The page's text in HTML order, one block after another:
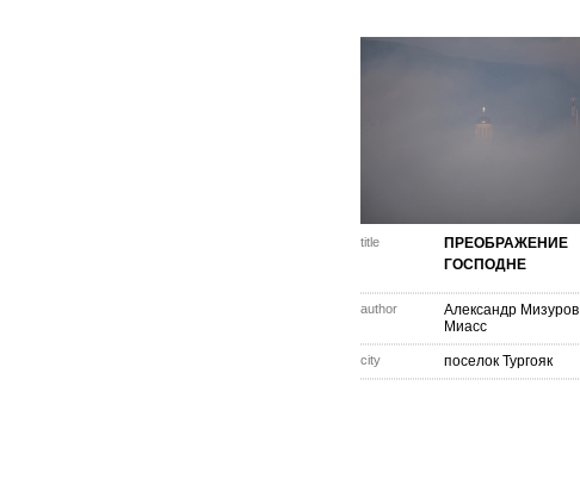
title
ПРЕОБРАЖЕНИЕ
ГОСПОДНЕ
author Александр Мизуров
Миасс
city поселок Тургояк